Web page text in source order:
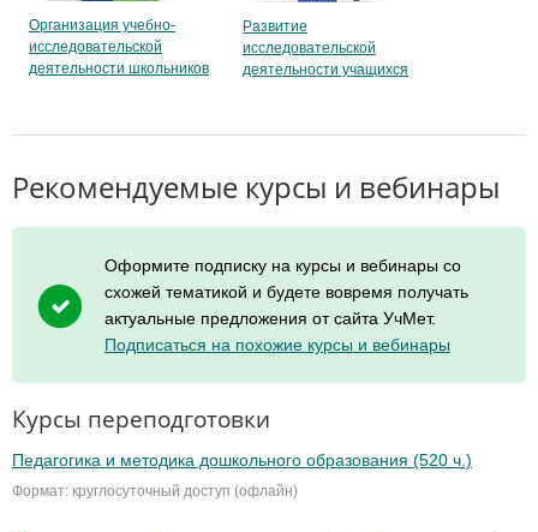
Организация учебно-
исследовательской
деятельности школьников
Развитие
исследовательской
деятельности учащихся
Рекомендуемые курсы и вебинары
Оформите подписку на курсы и вебинары со
схожей тематикой и будете вовремя получать
актуальные предложения от сайта УчМет.
Подписаться на похожие курсы и вебинары
Курсы переподготовки
Педагогика и методика дошкольного образования (520 ч.)
Формат: круглосуточный доступ (офлайн)